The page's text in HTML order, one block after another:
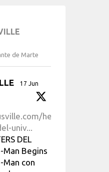
de Marte
17 Jun
he-
univ...
DEL
Man Begins
Man con